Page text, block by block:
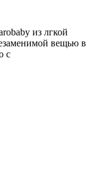
из лгкой
вещью в
с